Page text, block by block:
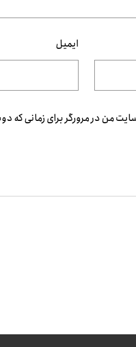
ایمیل
من در مرورگر برای زمانی که